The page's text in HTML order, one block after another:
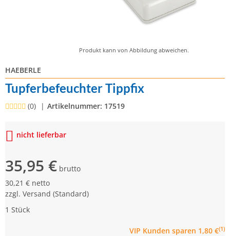
Produkt kann von Abbildung abweichen.
HAEBERLE
Tupferbefeuchter Tippfix
(0) Artikelnummer: 17519
nicht lieferbar
35,95 € brutto
30,21 € netto
zzgl. Versand (Standard)
1 Stück
VIP Kunden sparen 1,80 €(1)